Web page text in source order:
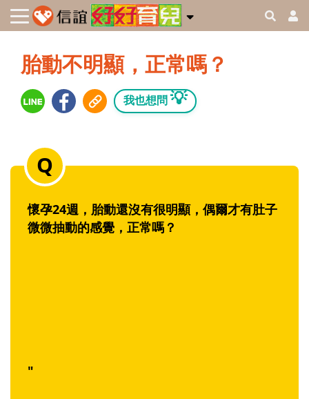
胎動不明顯，正常嗎？
我也想問 💡
懷孕24週，胎動還沒有很明顯，偶爾才有肚子
微微抽動的感覺，正常嗎？‬
"